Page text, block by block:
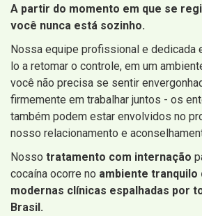
A partir do momento em que se
você nunca está sozinho.
Nossa equipe profissional e dedicada
lo a retomar o controle, em um
você não precisa se sentir
firmemente em trabalhar juntos - os
também podem estar envolvidos no
nosso relacionamento e
Nosso tratamento com internação
cocaína ocorre no ambiente tranquilo
modernas clínicas espalhadas por
Brasil.